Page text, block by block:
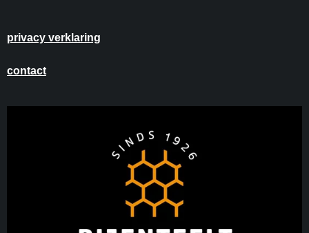
privacy verklaring
contact